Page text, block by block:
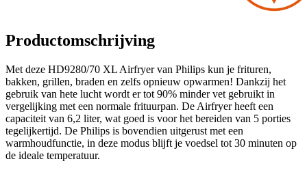
Productomschrijving
Met deze HD9280/70 XL Airfryer van Philips kun je frituren,
bakken, grillen, braden en zelfs opnieuw opwarmen! Dankzij het
gebruik van hete lucht wordt er tot 90% minder vet gebruikt in
vergelijking met een normale frituurpan. De Airfryer heeft een
capaciteit van 6,2 liter, wat goed is voor het bereiden van 5 porties
tegelijkertijd. De Philips is bovendien uitgerust met een
warmhoudfunctie, in deze modus blijft je voedsel tot 30 minuten op
de ideale temperatuur.